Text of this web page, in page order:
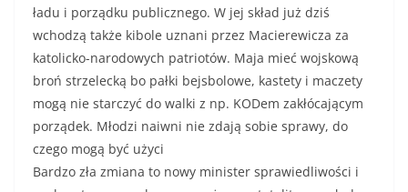
ładu i porządku publicznego. W jej skład już dziś
wchodzą także kibole uznani przez Macierewicza za
katolicko-narodowych patriotów. Maja mieć wojskową
broń strzelecką bo pałki bejsbolowe, kastety i maczety
mogą nie starczyć do walki z np. KODem zakłócającym
porządek. Młodzi naiwni nie zdają sobie sprawy, do
czego mogą być użyci
Bardzo zła zmiana to nowy minister sprawiedliwości i